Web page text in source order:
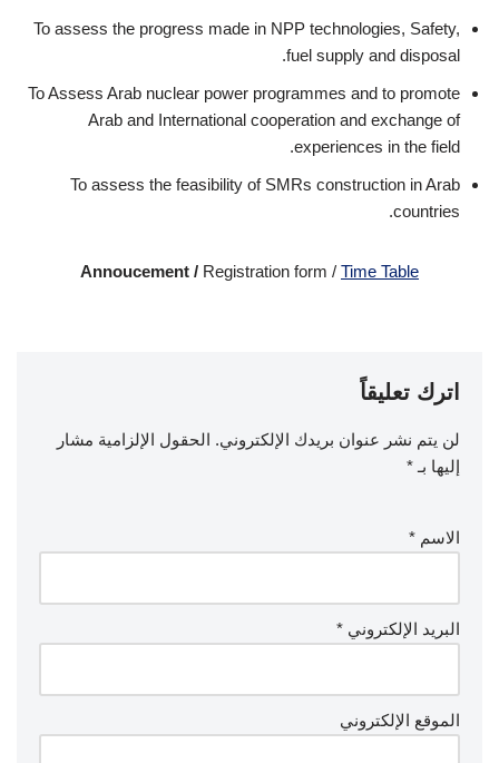
To assess the progress made in NPP technologies, Safety,
fuel supply and disposal.
To Assess Arab nuclear power programmes and to promote
Arab and International cooperation and exchange of
experiences in the field.
To assess the feasibility of SMRs construction in Arab
countries.
Annoucement / Registration form / Time Table
اترك تعليقاً
لن يتم نشر عنوان بريدك الإلكتروني. الحقول الإلزامية مشار
إليها بـ *
الاسم *
البريد الإلكتروني *
الموقع الإلكتروني